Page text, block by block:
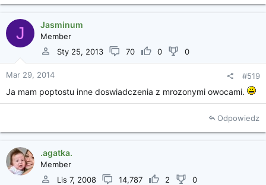
J Jasminum
Member
Sty 25, 2013
70 0 0
Mar 29, 2014 #519
Ja mam poptostu inne doswiadczenia z mrozonymi owocami.
Odpowiedz
.agatka.
Member
Lis 7, 2008
14,787 2 0